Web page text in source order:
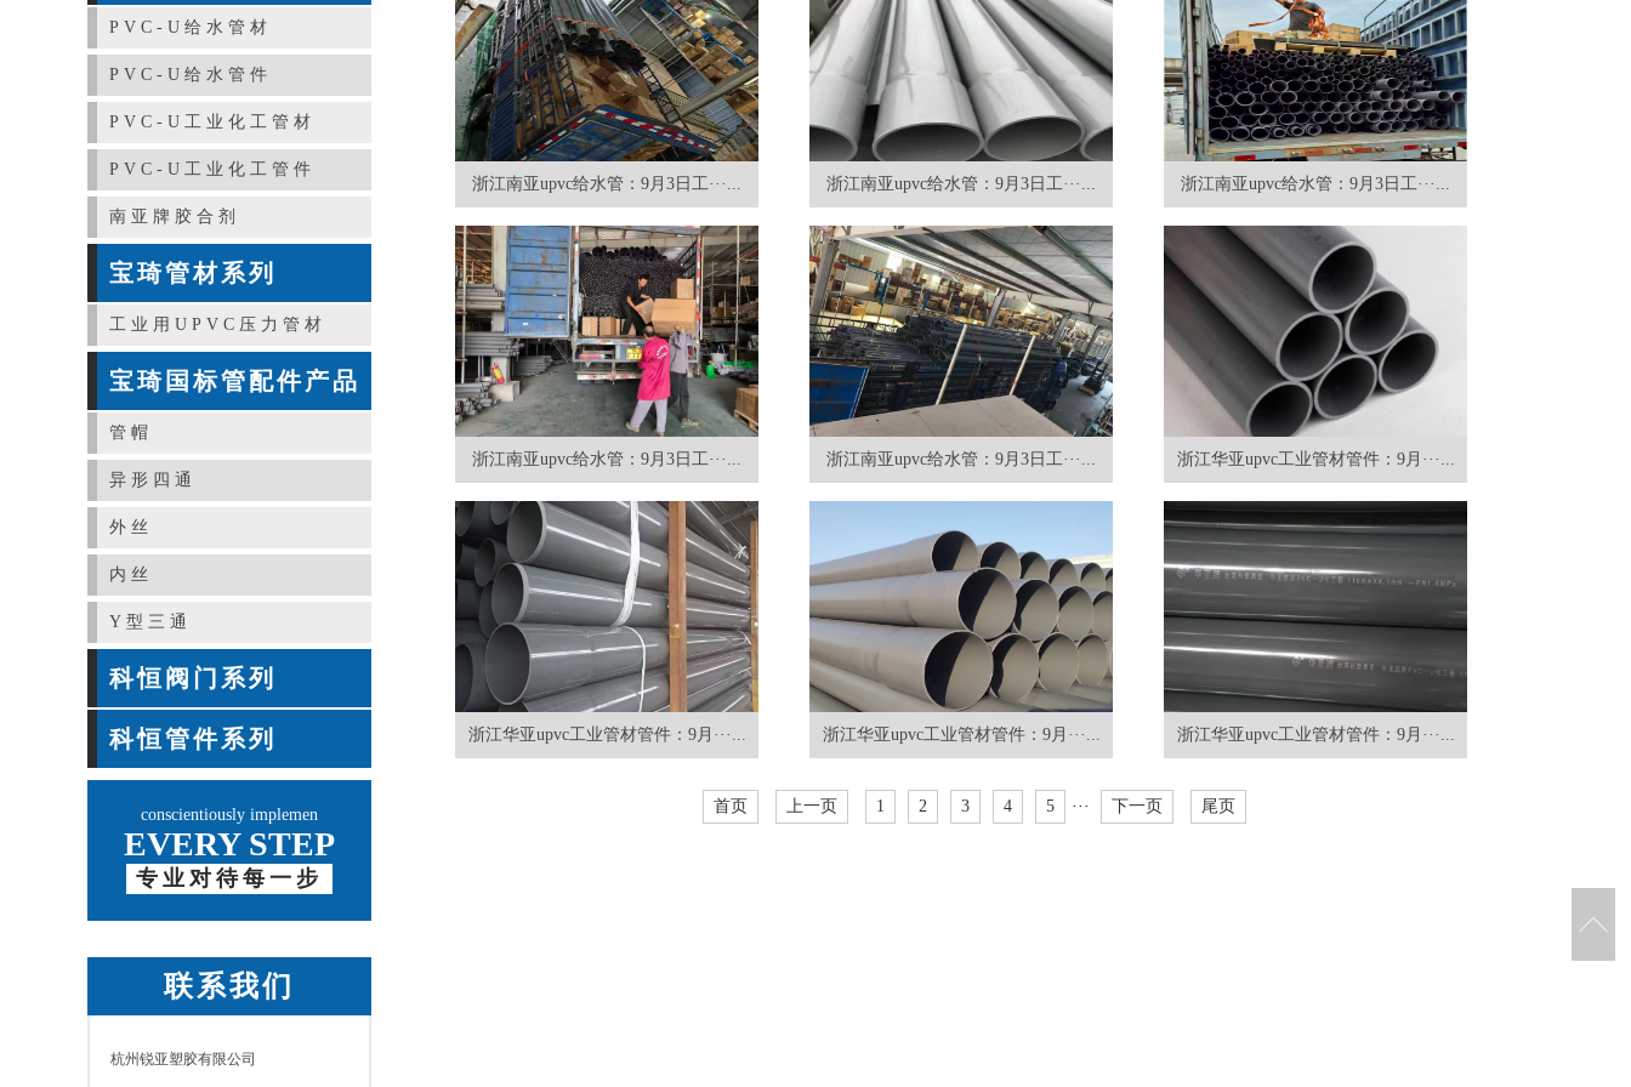
PVC-U给水管材
PVC-U给水管件
PVC-U工业化工管材
PVC-U工业化工管件
南亚牌胶合剂
宝琦管材系列
工业用UPVC压力管材
宝琦国标管配件产品
管帽
异形四通
外丝
内丝
Y型三通
科恒阀门系列
科恒管件系列
conscientiously implemen
EVERY STEP
专业对待每一步
联系我们
杭州锐亚塑胶有限公司
浙江南亚upvc给水管：9月3日工···... 浙江南亚upvc给水管：9月3日工···... 浙江南亚upvc给水管：9月3日工···...
浙江南亚upvc给水管：9月3日工···... 浙江南亚upvc给水管：9月3日工···... 浙江华亚upvc工业管材管件：9月···...
浙江华亚upvc工业管材管件：9月···... 浙江华亚upvc工业管材管件：9月···... 浙江华亚upvc工业管材管件：9月···...
首页 上一页 1 2 3 4 5 ··· 下一页 尾页